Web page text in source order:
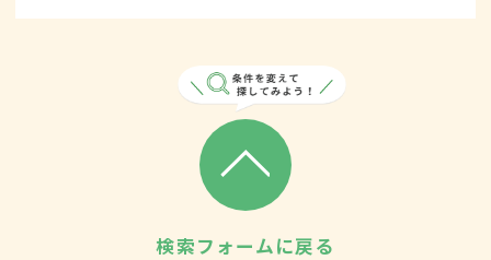
検索フォームに戻る